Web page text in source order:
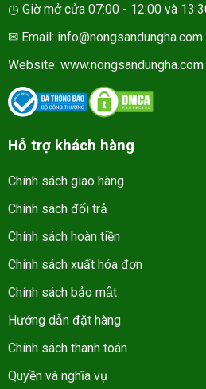
◷ Giờ mở cửa 07:00 - 12:00 và
✉ Email: info@nongsandungha.com
Website: www.nongsandungha.com
Hỗ trợ khách hàng
Chính sách giao hàng
Chính sách đổi trả
Chính sách hoàn tiền
Chính sách xuất hóa đơn
Chính sách bảo mật
Hướng dẫn đặt hàng
Chính sách thanh toán
Quyền và nghĩa vụ